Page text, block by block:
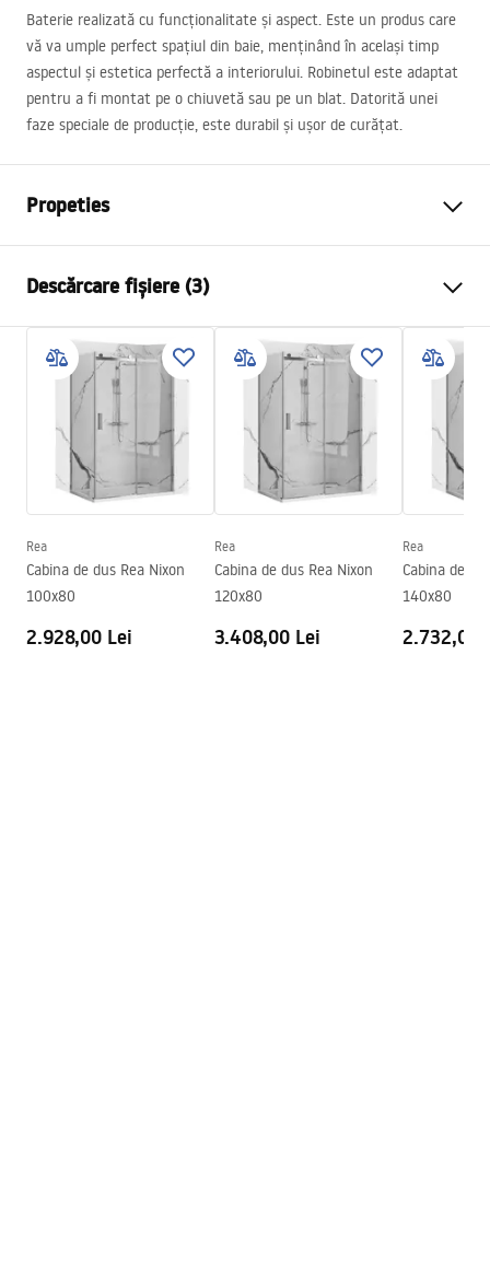
Baterie realizată cu funcționalitate și aspect. Este un produs care
vă va umple perfect spațiul din baie, menținând în același timp
aspectul și estetica perfectă a interiorului. Robinetul este adaptat
pentru a fi montat pe o chiuvetă sau pe un blat. Datorită unei
faze speciale de producție, este durabil și ușor de curățat.
Propeties
Metodă de montaj
Culoare
Crom
Tip de gura de scurgere
Fixă
Material
Alamă
Lungimea gurii
110
mm
Inalime
180
Tehnologia de acoperire
Chrome plating
Diametru pentru conectare
Garantie
5 ani
Descărcare fișiere (3)
Condiții de garanție
Warranty_Terms_and_Conditions_Faucets_-_5.pdf
Instrucțiuni de asamblare
faucet.pdf
Informații de siguranță
Rea
Cabina de dus Rea Nixon
100x80
2.928,00 Lei
Rea
Cabina de dus Rea Nixon
120x80
3.408,00 Lei
Rea
Cabina de
140x80
2.732,00